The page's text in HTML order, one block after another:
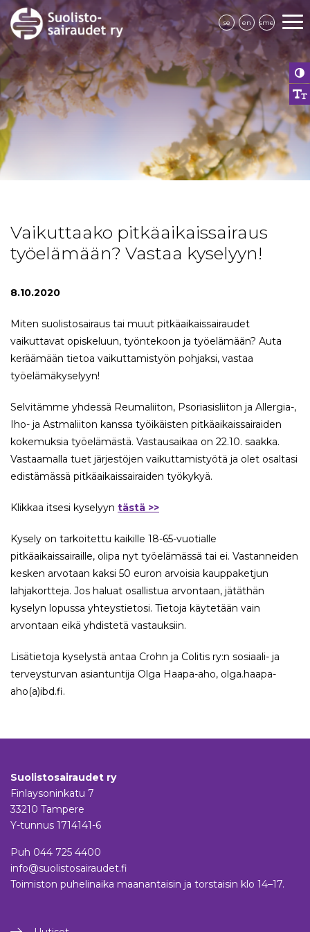
se en sme
Vaikuttaako pitkäaikaissairaus
työelämään? Vastaa kyselyyn!
8.10.2020
Miten suolistosairaus tai muut pitkäaikaissairaudet
vaikuttavat opiskeluun, työntekoon ja työelämään? Auta
keräämään tietoa vaikuttamistyön pohjaksi, vastaa
työelämäkyselyyn!
Selvitämme yhdessä Reumaliiton, Psoriasisliiton ja Allergia-,
Iho- ja Astmaliiton kanssa työikäisten pitkäaikaissairaiden
kokemuksia työelämästä. Vastausaikaa on 22.10. saakka.
Vastaamalla tuet järjestöjen vaikuttamistyötä ja olet osaltasi
edistämässä pitkäaikaissairaiden työkykyä.
Klikkaa itsesi kyselyyn tästä >>
Kysely on tarkoitettu kaikille 18-65-vuotialle
pitkäaikaissairaille, olipa nyt työelämässä tai ei. Vastanneiden
kesken arvotaan kaksi 50 euron arvoisia kauppaketjun
lahjakortteja. Jos haluat osallistua arvontaan, jätäthän
kyselyn lopussa yhteystietosi. Tietoja käytetään vain
arvontaan eikä yhdistetä vastauksiin.
Lisätietoja kyselystä antaa Crohn ja Colitis ry:n sosiaali- ja
terveysturvan asiantuntija Olga Haapa-aho, olga.haapa-
aho(a)ibd.fi.
Suolistosairaudet ry
Finlaysoninkatu 7
33210 Tampere
Y-tunnus 1714141-6
Puh 044 725 4400
info@suolistosairaudet.fi
Toimiston puhelinaika maanantaisin ja torstaisin klo 14–17.